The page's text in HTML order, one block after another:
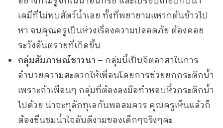
เคมีที่ไม่พบสัตว์น้ำเลย ทั้งที่พยายามแหวกต้นข้าวไป
หา จนคุณครูเป็นห่วงเรื่องความปลอดภัย ต้องคอย
ระวังอันตรายที่เกิดขึ้น
กลุ่มสัมภาษณ์ชาวนา – กลุ่มนี้เป็นจิตอาสาในการ
อำนวยความสะดวกให้เพื่อนโดยการช่วยยกกระติกน้ำ
เพราะถ้าเพื่อนๆ กลุ่มที่ต้องลงมือทำหอบหิ้วกระติกน้ำ
ไปด้วย น่าจะทุลักทุเลกันพอสมควร คุณครูเห็นแล้วก็
ต้องชื่นชมน้ำใจอันดีงามของเด็กๆจริงๆค่ะ